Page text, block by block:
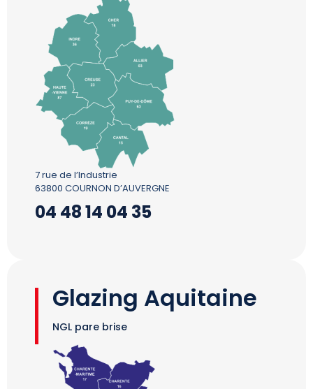
7 rue de l’Industrie
63800 COURNON D’AUVERGNE
04 48 14 04 35
Glazing Aquitaine
NGL pare brise